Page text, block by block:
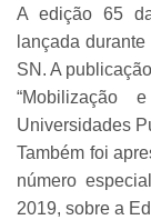
A edição 65
lançada
SN. A
“Mobilização
Universidades
Também foi
número
2019, sobre a